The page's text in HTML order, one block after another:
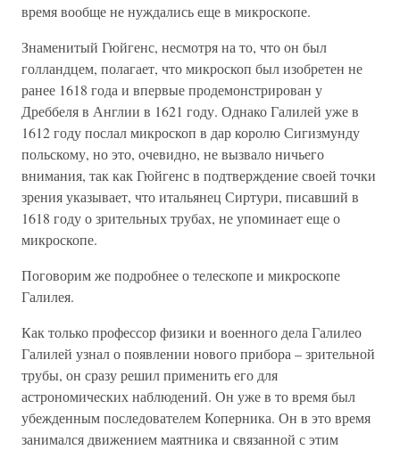
время вообще не нуждались еще в микроскопе.
Знаменитый Гюйгенс, несмотря на то, что он был
голландцем, полагает, что микроскоп был изобретен не
ранее 1618 года и впервые продемонстрирован у
Дреббеля в Англии в 1621 году. Однако Галилей уже в
1612 году послал микроскоп в дар королю Сигизмунду
польскому, но это, очевидно, не вызвало ничьего
внимания, так как Гюйгенс в подтверждение своей точки
зрения указывает, что итальянец Сиртури, писавший в
1618 году о зрительных трубах, не упоминает еще о
микроскопе.
Поговорим же подробнее о телескопе и микроскопе
Галилея.
Как только профессор физики и военного дела Галилео
Галилей узнал о появлении нового прибора – зрительной
трубы, он сразу решил применить его для
астрономических наблюдений. Он уже в то время был
убежденным последователем Коперника. Он в это время
занимался движением маятника и связанной с этим